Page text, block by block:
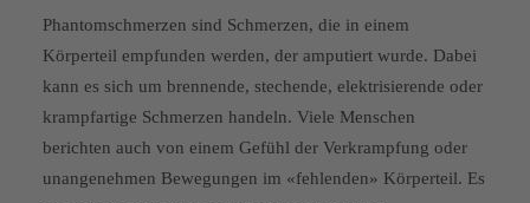
Phantomschmerzen sind Schmer­zen, die in einem
Körperteil empfun­den werden, der amputiert wurde. Dabei
kann es sich um brennende, stechende, elektrisierende oder
krampfartige Schmerzen handeln. Viele Menschen
berichten auch von einem Gefühl der Verkrampfung oder
unangenehmen Bewegungen im «fehlenden» Körperteil. Es